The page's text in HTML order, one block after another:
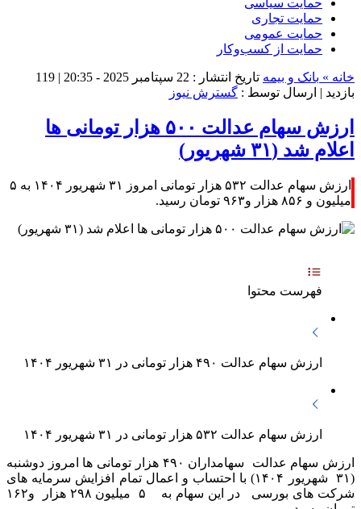
حمایت سیاسی
حمایت تجاری
حمایت عمومی
حمایت از کسب‌وکار
خانه » بانک و بیمه تاریخ انتشار : 22 سپتامبر 2025 - 20:35 |
119
بازدید | ارسال توسط : گسترش نیوز
ارزش سهام عدالت ۵۰۰ هزار تومانی ها
اعلام شد (۳۱ شهریور)
ارزش سهام عدالت ۵۳۲ هزار تومانی امروز ۳۱ شهریور ۱۴۰۴ به ۵
میلیون و ۸۵۶ هزار و۹۶۳ تومان رسید.
فهرست محتوا
ارزش سهام عدالت ۴۹۰ هزار تومانی در ۳۱ شهریور ۱۴۰۴
ارزش سهام عدالت ۵۳۲ هزار تومانی در ۳۱ شهریور ۱۴۰۴
ارزش سهام عدالت سهامداران ۴۹۰ هزار تومانی ها امروز دوشنبه
(۳۱ شهریور ۱۴۰۴) با احتساب و اعمال تمام افزایش سرمایه های
شرکت های بورسی در این سهام به ۵ میلیون ۲۹۸ هزار و۱۶۲